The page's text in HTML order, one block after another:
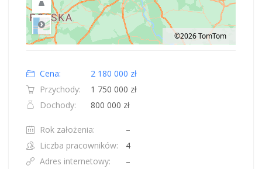
Road
©2026 TomTom
Cena:
2 180 000 zł
Przychody:
1 750 000 zł
Dochody:
800 000 zł
Rok założenia:
–
Liczba pracowników:
4
Adres internetowy:
–